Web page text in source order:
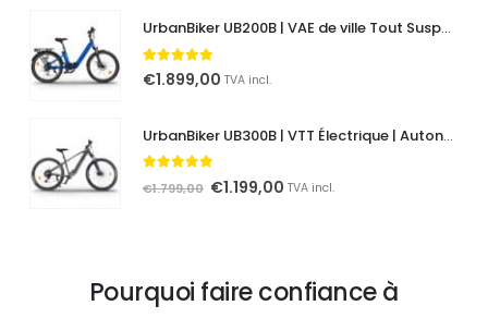
UrbanBiker UB200B | VAE de ville Tout Suspendu | Autonomie jusqu'à 140 km
5.00 out of 5
€1.899,00 TVA incl.
UrbanBiker UB300B | VTT Électrique | Autonomie jusqu'à 140 km
out of 5
€1.799,00 Le
€1.799,00.
€1.199,00Le
€1.199,00.
TVA incl.
Pourquoi faire confiance à